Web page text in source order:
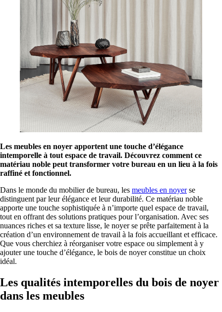
Les meubles en noyer apportent une touche d’élégance
intemporelle à tout espace de travail. Découvrez comment ce
matériau noble peut transformer votre bureau en un lieu à la fois
raffiné et fonctionnel.
Dans le monde du mobilier de bureau, les meubles en noyerse
distinguent par leur élégance et leur durabilité. Ce matériau noble
apporte une touche sophistiquée à n’importe quel espace de travail,
tout en offrant des solutions pratiques pour l’organisation. Avec ses
nuances riches et sa texture lisse, le noyer se prête parfaitement à la
création d’un environnement de travail à la fois accueillant et efficace.
Que vous cherchiez à réorganiser votre espace ou simplement à y
ajouter une touche d’élégance, le bois de noyer constitue un choix
idéal.
Les qualités intemporelles du bois de noyer
dans les meubles